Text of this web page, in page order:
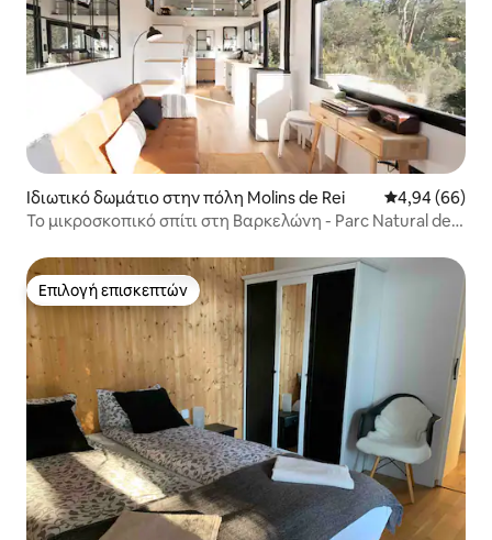
Ιδιωτικό δωμάτιο στην πόλη Molins de Rei Μέση
4,94 (66)
Το μικροσκοπικό σπίτι στη Βαρκελώνη - Parc Natural de
Επιλογή επισκεπτών
Επιλογή επισκεπτών